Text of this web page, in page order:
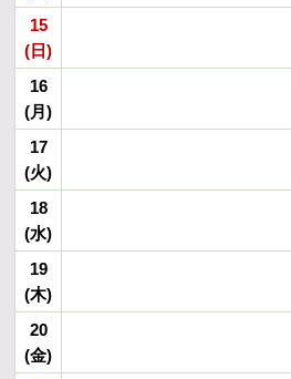
15
(日)
16
(月)
17
(火)
18
(水)
19
(木)
20
(金)